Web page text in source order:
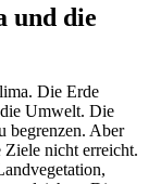
und die
Die Erde
Umwelt. Die
begrenzen. Aber
nicht erreicht.